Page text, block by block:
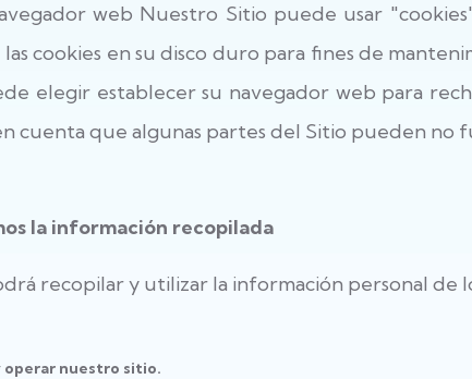
web Nuestro Sitio puede usar
las cookies en su disco duro para fines de
elegir establecer su navegador web para
cuenta que algunas partes del Sitio pueden no
la información recopilada
recopilar y utilizar la información personal de
operar nuestro sitio.